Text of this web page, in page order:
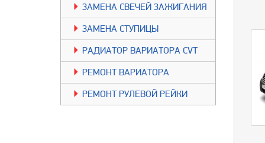
ЗАМЕНА СВЕЧЕЙ ЗАЖИГАНИЯ
ЗАМЕНА СТУПИЦЫ
РАДИАТОР ВАРИАТОРА CVT
РЕМОНТ ВАРИАТОРА
РЕМОНТ РУЛЕВОЙ РЕЙКИ